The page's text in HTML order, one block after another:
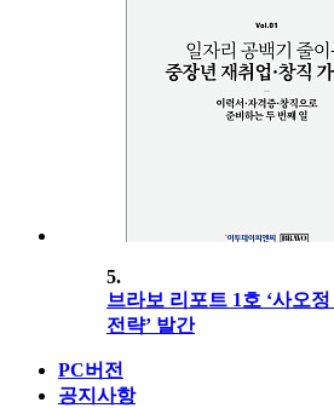
5.
브라보 리포트 1호 ‘사오
전략’ 발간
PC버전
공지사항